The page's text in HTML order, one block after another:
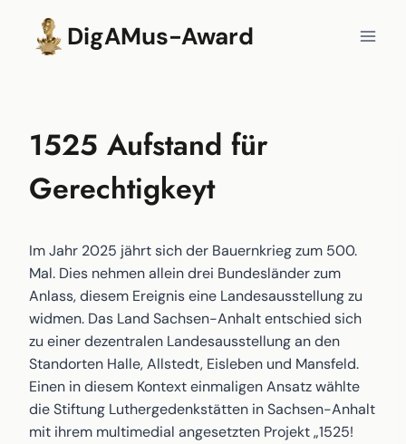
springen
DigAMus-Award
1525 Aufstand für
Gerechtigkeyt
Im Jahr 2025 jährt sich der Bauernkrieg zum 500.
Mal. Dies nehmen allein drei Bundesländer zum
Anlass, diesem Ereignis eine Landesausstellung zu
widmen. Das Land Sachsen-Anhalt entschied sich
zu einer dezentralen Landesausstellung an den
Standorten Halle, Allstedt, Eisleben und Mansfeld.
Einen in diesem Kontext einmaligen Ansatz wählte
die Stiftung Luthergedenkstätten in Sachsen-Anhalt
mit ihrem multimedial angesetzten Projekt „1525!